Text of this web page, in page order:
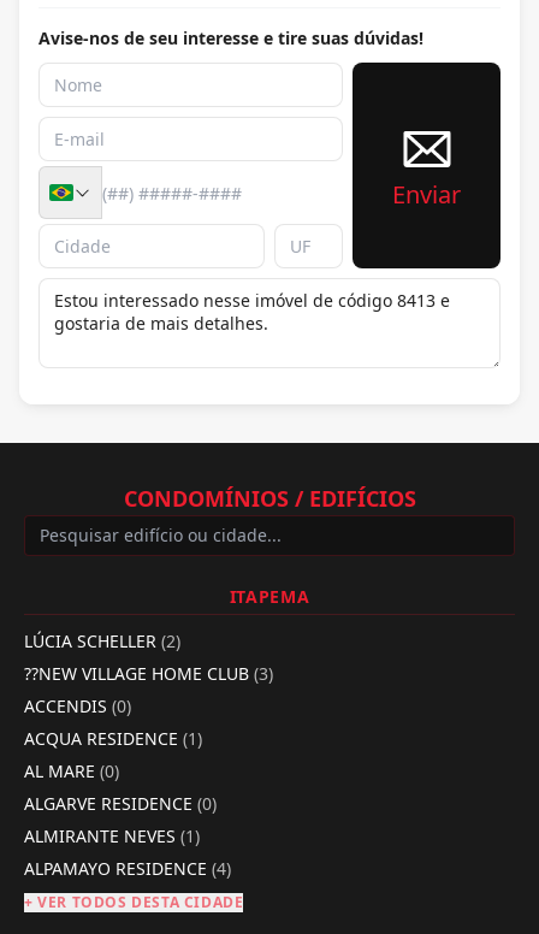
Avise-nos de seu interesse e tire suas dúvidas!
Enviar
CONDOMÍNIOS / EDIFÍCIOS
ITAPEMA
LÚCIA SCHELLER (2)
??NEW VILLAGE HOME CLUB (3)
ACCENDIS (0)
ACQUA RESIDENCE (1)
AL MARE (0)
ALGARVE RESIDENCE (0)
ALMIRANTE NEVES (1)
ALPAMAYO RESIDENCE (4)
+ VER TODOS DESTA CIDADE